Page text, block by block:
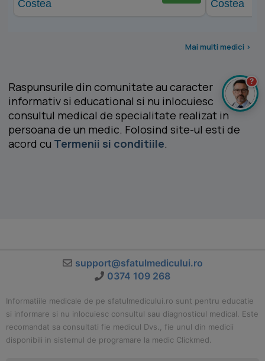
Mai multi medici >
Raspunsurile din comunitate au caracter
informativ si educational si nu inlocuiesc
consultul medical de specialitate realizat in
persoana de un medic. Folosind site-ul esti de
acord cu Termenii si conditiile.
support@sfatulmedicului.ro
0374 109 268
Informatiile medicale de pe sfatulmedicului.ro sunt pentru educatie
si informare si nu inlocuiesc consultul sau diagnosticul medical. Este
recomandat sa consultati fie medicul Dvs., fie unul din medicii
disponibili in sistemul de programare la medic Clickmed.
?